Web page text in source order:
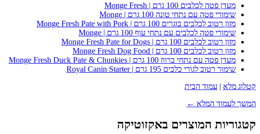
מעדן פטה לכלבים 100 גרם | Monge Fresh
שימורי פטה עם נתחי טונה 100 גרם | Monge
מזון רטוב לכלבים בוגרים 100 גרם | Monge Fresh Pate with Pork
שימורי פטה לכלבים עם נתחי עוף 100 גרם | Monge
מזון רטוב לכלבים 100 גרם | Monge Fresh Pate for Dogs
מזון רטוב לכלבים 100 גרם | Monge Fresh Dog Food
מעדן פטה עם נתחי ברווז 100 גרם | Monge Fresh Duck Pate & Chunkies
שימור רטוב לגורי כלבים 195 גרם | Royal Canin Starter
קטלוג מלא | עמוד הבית
המשך לעמוד המלא ←
קטגוריות המוצרים באקזוטיקה